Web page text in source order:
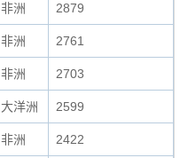
非洲 2879
非洲 2761
非洲 2703
大洋洲 2599
非洲 2422